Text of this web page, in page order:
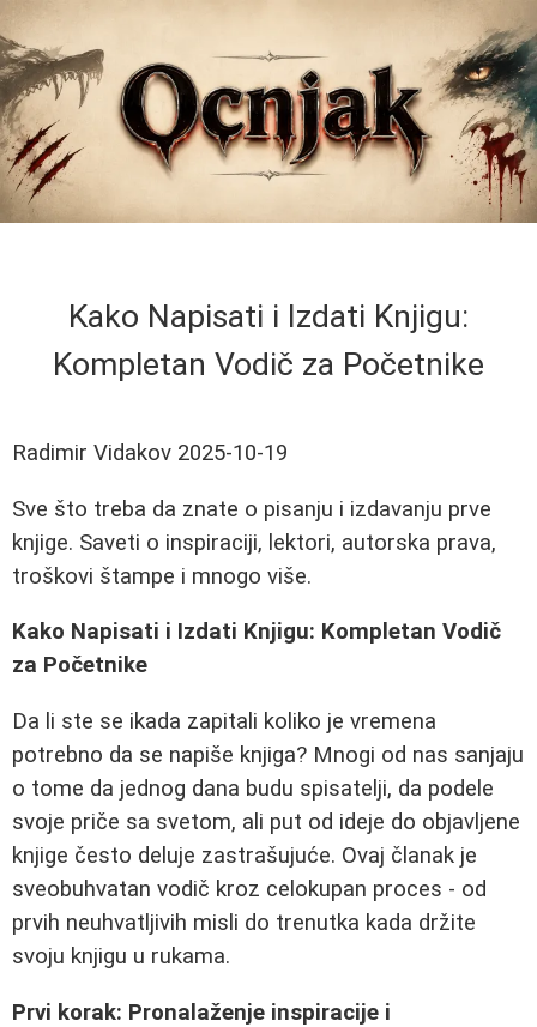
Kako Napisati i Izdati Knjigu:
Kompletan Vodič za Početnike
Radimir Vidakov 2025-10-19
Sve što treba da znate o pisanju i izdavanju prve
knjige. Saveti o inspiraciji, lektori, autorska prava,
troškovi štampe i mnogo više.
Kako Napisati i Izdati Knjigu: Kompletan Vodič
za Početnike
Da li ste se ikada zapitali koliko je vremena
potrebno da se napiše knjiga? Mnogi od nas sanjaju
o tome da jednog dana budu spisatelji, da podele
svoje priče sa svetom, ali put od ideje do objavljene
knjige često deluje zastrašujuće. Ovaj članak je
sveobuhvatan vodič kroz celokupan proces - od
prvih neuhvatljivih misli do trenutka kada držite
svoju knjigu u rukama.
Prvi korak: Pronalaženje inspiracije i